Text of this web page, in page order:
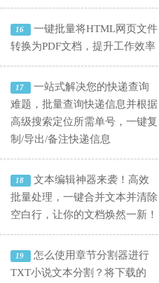
16
一键批量将HTML网页文件
转换为PDF文档，提升工作效率
17
一站式解决您的快递查询
难题，批量查询快递信息并根据
高级搜索定位所需单号，一键复
制/导出/备注快递信息
18
文本编辑神器来袭！高效
批量处理，一键合并文本并清除
空白行，让你的文档焕然一新！
19
怎么使用章节分割器进行
TXT小说文本分割？将下载的